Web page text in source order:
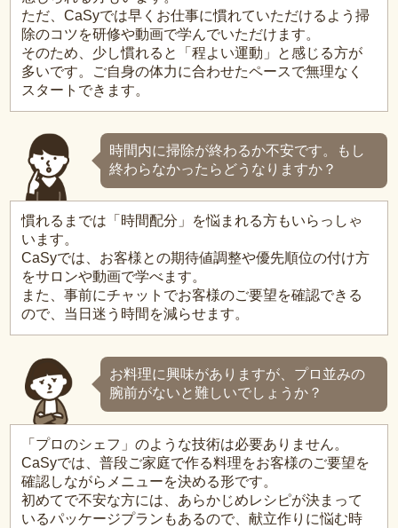
ただ、CaSyでは早くお仕事に慣れていただけるよう掃
除のコツを研修や動画で学んでいただけます。
そのため、少し慣れると「程よい運動」と感じる方が
多いです。ご自身の体力に合わせたペースで無理なく
スタートできます。
時間内に掃除が終わるか不安です。もし
終わらなかったらどうなりますか？
慣れるまでは「時間配分」を悩まれる方もいらっしゃ
います。
CaSyでは、お客様との期待値調整や優先順位の付け方
をサロンや動画で学べます。
また、事前にチャットでお客様のご要望を確認できる
ので、当日迷う時間を減らせます。
お料理に興味がありますが、プロ並みの
腕前がないと難しいでしょうか？
「プロのシェフ」のような技術は必要ありません。
CaSyでは、普段ご家庭で作る料理をお客様のご要望を
確認しながらメニューを決める形です。
初めてで不安な方には、あらかじめレシピが決まって
いるパッケージプランもあるので、献立作りに悩む時